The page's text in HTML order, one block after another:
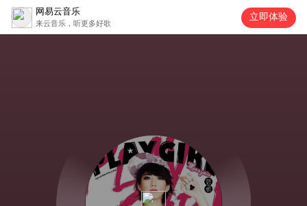
网易云音乐
来云音乐，听更多好歌
立即体验